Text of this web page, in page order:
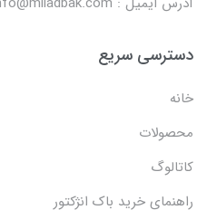
دسترسی سریع
خانه
محصولات
کاتالوگ
راهنمای خرید باک انژکتور